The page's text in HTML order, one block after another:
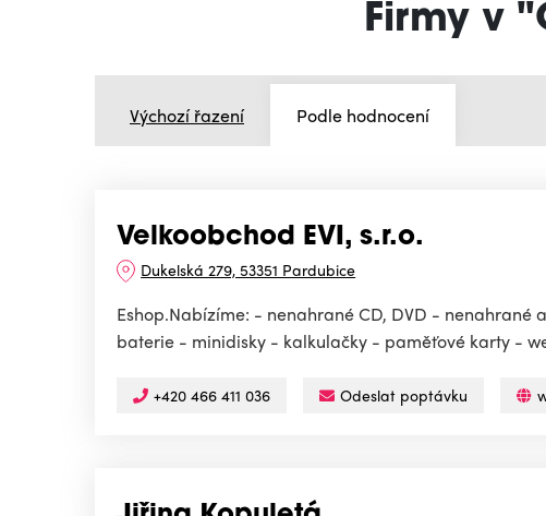
Firmy v
Výchozí řazení Podle hodnocení
Velkoobchod EVI, s.r.o.
Dukelská 279, 53351 Pardubice
Eshop.Nabízíme: - nenahrané CD, DVD -
baterie - minidisky - kalkulačky - paměťové karty -
+420 466 411 036 Odeslat poptávku